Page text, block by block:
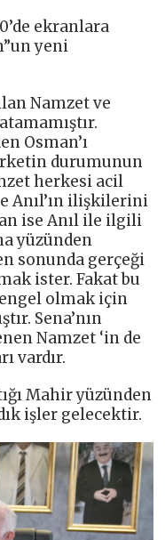
ekranlara
yeni
Namzet ve
Osman’ı
durumunun
herkesi acil
Anıl’ın ilişkilerini
ise Anıl ile ilgili
yüzünden
sonunda gerçeği
ister. Fakat bu
olmak için
Sena’nın
Namzet ‘in de
vardır.
Mahir yüzünden
işler gelecektir.